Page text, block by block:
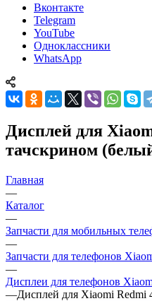
Вконтакте
Telegram
YouTube
Одноклассники
WhatsApp
Дисплей для
тачскрином
Главная
—
Каталог
—
Запчасти для мобильных
—
Запчасти для телефонов
—
Дисплеи для телефонов
—Дисплей для Xiaomi Redmi